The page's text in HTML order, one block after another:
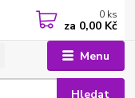
Menu
Hledat
0 ks
za 0,00 Kč